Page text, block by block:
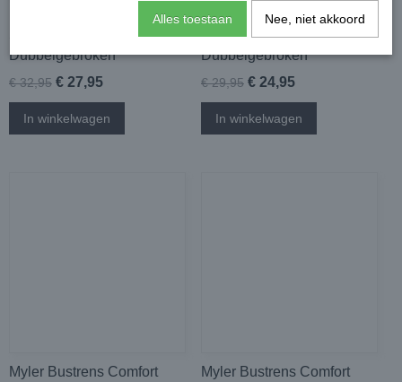
Harry's Horse Watertrens
Sweet Iron Anatomisch
Dubbelgebroken
€ 32,95 € 27,95
In winkelwagen
Harry's Horse Watertrens
Sweet Iron
Dubbelgebroken
€ 29,95 € 24,95
In winkelwagen
Myler Bustrens Comfort Myler Bustrens Comfort
Alles toestaan Nee, niet akkoord